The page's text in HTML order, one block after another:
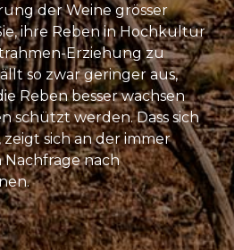
der Weine grösser
ihre Reben in Hochkultur
Erziehung zu
so zwar geringer aus,
Reben besser wachsen
schützt werden. Dass sich
sich an der immer
nach